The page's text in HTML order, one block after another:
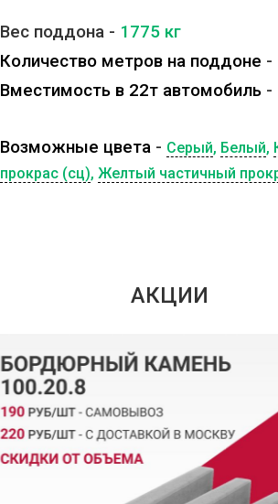
Вес поддона - 1775 кг
Количество метров на поддоне -
Вместимость в 22т автомобиль -
Возможные цвета - Серый, Белый,
прокрас (сц), Желтый частичный
АКЦИИ